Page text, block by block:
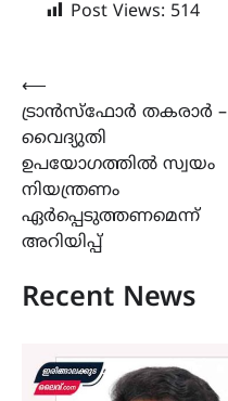
Post Views: 514
Post
navigation
⟵
ട്രാൻസ്ഫോർ തകരാർ –
വൈദ്യുതി
ഉപയോഗത്തിൽ സ്വയം
നിയന്ത്രണം
ഏർപ്പെടുത്തണമെന്ന്
അറിയിപ്പ്
Recent News